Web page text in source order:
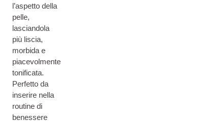
l’aspetto della
pelle,
lasciandola
più liscia,
morbida e
piacevolmente
tonificata.
Perfetto da
inserire nella
routine di
benessere